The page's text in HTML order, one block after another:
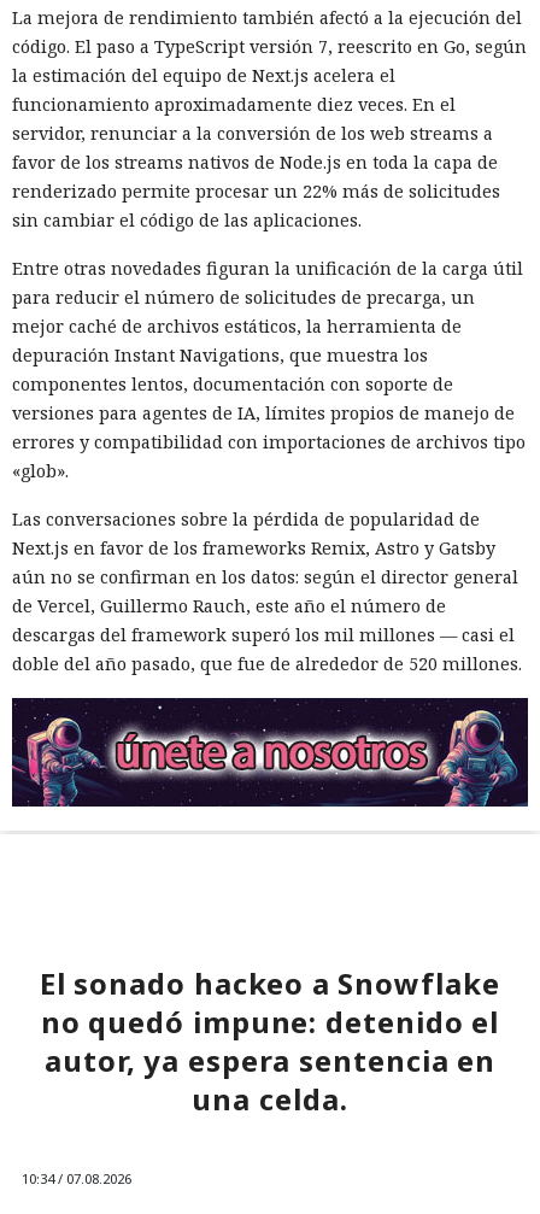
La mejora de rendimiento también afectó a la ejecución del
código. El paso a TypeScript versión 7, reescrito en Go, según
la estimación del equipo de Next.js acelera el
funcionamiento aproximadamente diez veces. En el
servidor, renunciar a la conversión de los web streams a
favor de los streams nativos de Node.js en toda la capa de
renderizado permite procesar un 22% más de solicitudes
sin cambiar el código de las aplicaciones.
Entre otras novedades figuran la unificación de la carga útil
para reducir el número de solicitudes de precarga, un
mejor caché de archivos estáticos, la herramienta de
depuración Instant Navigations, que muestra los
componentes lentos, documentación con soporte de
versiones para agentes de IA, límites propios de manejo de
errores y compatibilidad con importaciones de archivos tipo
«glob».
Las conversaciones sobre la pérdida de popularidad de
Next.js en favor de los frameworks Remix, Astro y Gatsby
aún no se confirman en los datos: según el director general
de Vercel, Guillermo Rauch, este año el número de
descargas del framework superó los mil millones — casi el
doble del año pasado, que fue de alrededor de 520 millones.
El sonado hackeo a Snowflake
no quedó impune: detenido el
autor, ya espera sentencia en
una celda.
10:34 / 07.08.2026